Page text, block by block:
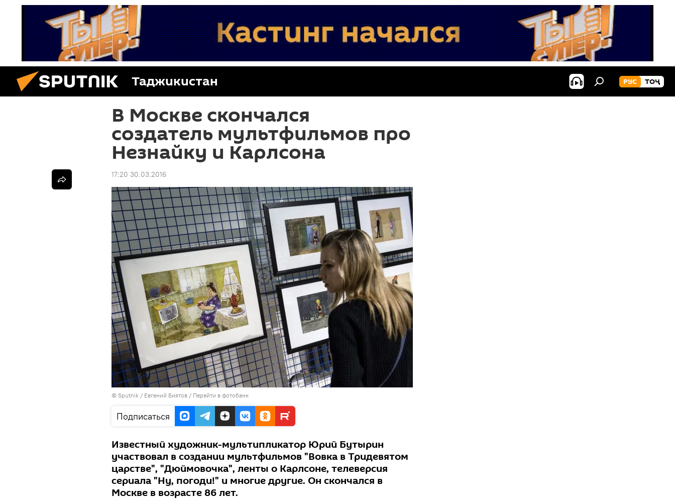
Таджикистан РУС ТОҶ
В Москве скончался
создатель мультфильмов про
Незнайку и Карлсона
17:20 30.03.2016
© Sputnik / Евгений Биятов / Перейти в фотобанк
Подписаться
Известный художник-мультипликатор Юрий Бутырин
участвовал в создании мультфильмов "Вовка в Тридевятом
царстве", "Дюймовочка", ленты о Карлсоне, телеверсия
сериала "Ну, погоди!" и многие другие. Он скончался в
Москве в возрасте 86 лет.